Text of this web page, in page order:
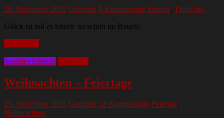
29. Dezember 2025 Gertrude 8 Kommentare Spruch, Tägliches
Glück ist toll es kitzelt so schön im Bauch!
Soziales Umfeld
Weihnachten – Feiertage
25. Dezember 2025 Gertrude 12 Kommentare Feiertag,
Weihnachten